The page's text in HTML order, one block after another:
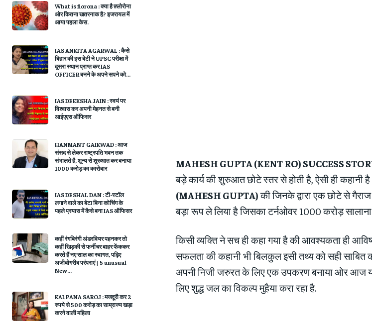
What is florona : क्या है फ़्लोरोना
ओर कितना खतरनाक है? इजरायल में
आया पहला केस.
IAS ANKITA AGARWAL : कैसे
बिहार की इस बेटी ने UPSC परीक्षा में
दूसरा स्थान प्राप्त कर IAS
OFFICER बनने के अपने सपने को...
IAS DEEKSHA JAIN : स्वयं पर
विश्वास कर अपनी मेहनत से बनी
आईएएस ऑफिसर
HANMANT GAIKWAD : आज
संसद से लेकर राष्ट्रपति भवन तक
संभालते है, शून्य से शुरुआत कर बनाया
1000 करोड़ का कारोबार
IAS DESHAL DAN : टी-स्टॉल
लगाने वाले का बेटा बिना कोचिंग के
पहले प्रयास में कैसे बना IAS ऑफिसर
कहीं रंगबिरंगी अंडरवियर पहनकर तो
कहीं खिड़की से फर्नीचर बाहर फेंककर
करते हैं नए साल का स्‍वागत, पढ़‍िए
अजीबोगरीब परंपराएं | 5 unusual
New...
KALPANA SAROJ : मजदूरी कर 2
रुपये से 500 करोड़ का साम्राज्य खड़ा
करने वाली महिला
MAHESH GUPTA (KENT RO) SUCCESS
बड़े कार्य की शुरुआत छोटे स्तर से होती है, ऐसी ही कहानी है
(MAHESH GUPTA)की जिनके द्वारा एक छोटे से
बड़ा रूप ले लिया है जिसका टर्नओवर 1000 करोड़
किसी व्यक्ति ने सच ही कहा गया है की आवश्यकता ही
सफलता की कहानी भी बिलकुल इसी तथ्य को सही साबित
अपनी निजी जरुरत के लिए एक उपकरण बनाया ओर आज
लिए शुद्ध जल का विकल्प मुहैया करा रहा है.